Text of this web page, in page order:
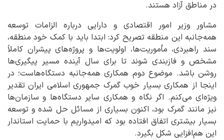
در مناطق آزاد هستند.
مشاور وزیر امور اقتصادی و دارایی درباره الزامات توسعه
همه‌جانبه این منطقه تصریح کرد: ابتدا باید با کمک خود منطقه،
سند راهبردی، مأموریت‌ها، اولویت‌ها و پروژه‌های پیشران کاملاً
مشخص و فازبندی شوند تا برای سال آینده مسیر پیگیری‌ها
روشن باشد. موضوع دوم همکاری همه‌جانبه دستگاه‌هاست؛ در
اینجا از همکاری بسیار خوب گمرک جمهوری اسلامی ایران تقدیر
ویژه‌ای می‌کنم. اگر نگاه و همکاری سایر دستگاه‌ها و سازمان‌ها
نیز مانند گمرک بود، اکنون بسیاری از مسائل حل شده و توسعه
بسیار بیشتری اتفاق افتاده بود که امیدواریم با حمایت استاندار
این هم‌افزایی شکل بگیرد.